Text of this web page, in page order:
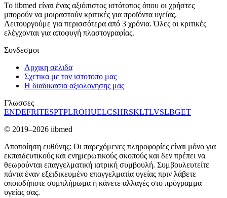
Το iibmed είναι ένας αξιόπιστος ιστότοπος όπου οι χρήστες
μπορούν να μοιραστούν κριτικές για προϊόντα υγείας.
Λειτουργούμε για περισσότερα από 3 χρόνια. Όλες οι κριτικές
ελέγχονται για αποφυγή πλαστογραφίας.
Συνδεσμοι
Αρχικη σελιδα
Σχετικα με τον ιστοτοπο μας
Η διαδικασια αξιολογησης μας
Γλωσσες
ENDEFRITESPTPLROHUELCSHRSKLTLVSLBGET
© 2019–2026 iibmed
Αποποίηση ευθύνης: Οι παρεχόμενες πληροφορίες είναι μόνο για
εκπαιδευτικούς και ενημερωτικούς σκοπούς και δεν πρέπει να
θεωρούνται επαγγελματική ιατρική συμβουλή. Συμβουλευτείτε
πάντα έναν εξειδικευμένο επαγγελματία υγείας πριν λάβετε
οποιοδήποτε συμπλήρωμα ή κάνετε αλλαγές στο πρόγραμμα
υγείας σας.